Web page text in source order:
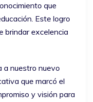
que
Este logro
brindar excelencia
a nuestro nuevo
que marcó el
y visión para